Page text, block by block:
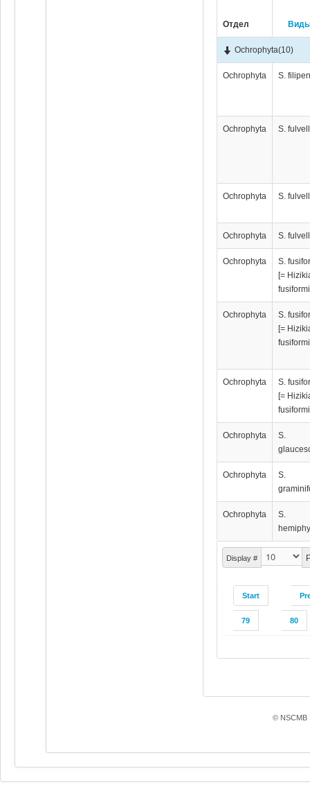
Отдел
Display #
Start
79 80
Ochrophyta(10)
Ochrophyta S.
Ochrophyta S.
Ochrophyta S.
Ochrophyta S.
Ochrophyta
S.
[=
Ochrophyta
S.
[=
Ochrophyta
S.
[=
Ochrophyta
S.
Ochrophyta
S.
Ochrophyta
S.
© NSCMB